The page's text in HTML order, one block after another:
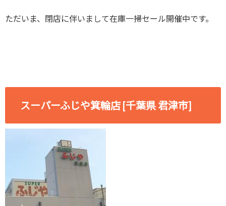
ただいま、閉店に伴いまして在庫一掃セール開催中です。
スーパーふじや箕輪店 [千葉県 君津市]